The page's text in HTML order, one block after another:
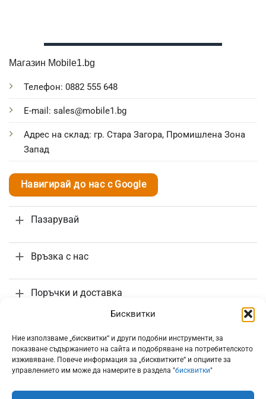
Бисквитки
Ние използваме „бисквитки“ и други подобни инструменти, за
показване съдържанието на сайта и подобряване на потребителското
изживяване. Повече информация за „бисквитките“ и опциите за
управлението им може да намерите в раздела "бисквитки"
Магазин Mobile1.bg
Телефон: 0882 555 648
E-mail: sales@mobile1.bg
Адрес на склад: гр. Стара Загора, Промишлена Зона
Запад
Навигирай до нас с Google
Пазарувай
Връзка с нас
Поръчки и доставка